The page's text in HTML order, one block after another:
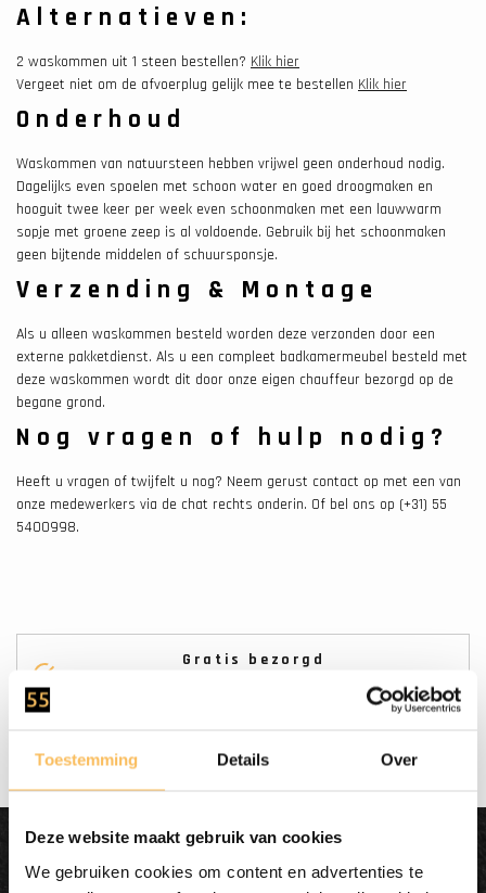
Toestemming Details Over
Deze website maakt gebruik van cookies
We gebruiken cookies om content en advertenties te
Alternatieven:
2 waskommen uit 1 steen bestellen? Klik hier
Vergeet niet om de afvoerplug gelijk mee te bestellen Klik hier
Onderhoud
Waskommen van natuursteen hebben vrijwel geen onderhoud nodig.
Dagelijks even spoelen met schoon water en goed droogmaken en
hooguit twee keer per week even schoonmaken met een lauwwarm
sopje met groene zeep is al voldoende. Gebruik bij het schoonmaken
geen bijtende middelen of schuursponsje.
Verzending & Montage
Als u alleen waskommen besteld worden deze verzonden door een
externe pakketdienst. Als u een compleet badkamermeubel besteld met
deze waskommen wordt dit door onze eigen chauffeur bezorgd op de
begane grond.
Nog vragen of hulp nodig?
Heeft u vragen of twijfelt u nog? Neem gerust contact op met een van
onze medewerkers via de chat rechts onderin. Of bel ons op (+31) 55
5400998.
Gratis bezorgd
Dit wordt'n